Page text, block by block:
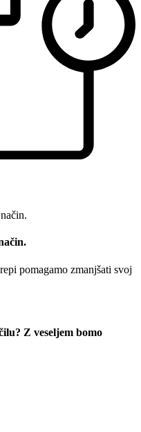
pomagamo zmanjšati svoj
Z veseljem bomo